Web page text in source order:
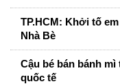
TP.HCM: Khởi tố
Nhà Bè
Cậu bé bán bánh
quốc tế